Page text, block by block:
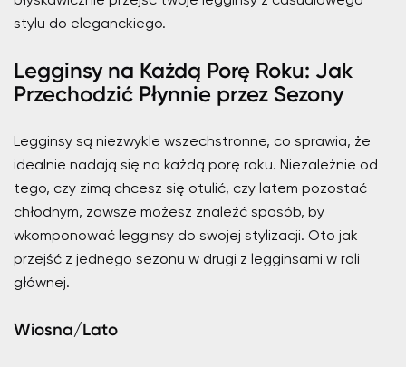
stylu do eleganckiego.
Legginsy na Każdą Porę Roku: Jak
Przechodzić Płynnie przez Sezony
Legginsy są niezwykle wszechstronne, co sprawia, że
idealnie nadają się na każdą porę roku. Niezależnie od
tego, czy zimą chcesz się otulić, czy latem pozostać
chłodnym, zawsze możesz znaleźć sposób, by
wkomponować legginsy do swojej stylizacji. Oto jak
przejść z jednego sezonu w drugi z legginsami w roli
głównej.
Wiosna/Lato